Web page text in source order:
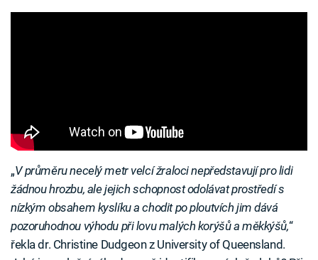
„V průměru necelý metr velcí žraloci nepředstavují pro lidi
žádnou hrozbu, ale jejich schopnost odolávat prostředí s
nízkým obsahem kyslíku a chodit po ploutvích jim dává
pozoruhodnou výhodu při lovu malých korýšů a měkkýšů,“
řekla dr. Christine Dudgeon z University of Queensland.